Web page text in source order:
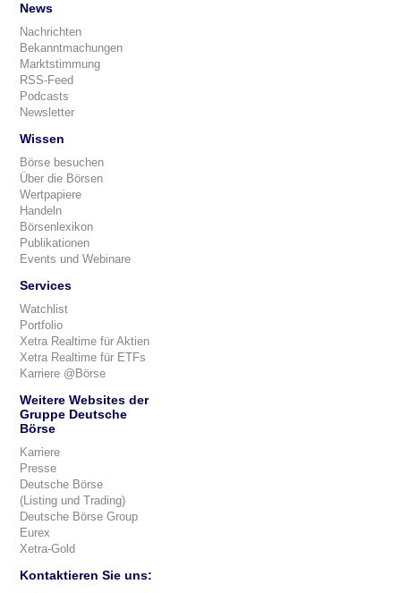
News
Nachrichten
Bekanntmachungen
Marktstimmung
RSS-Feed
Podcasts
Newsletter
Wissen
Börse besuchen
Über die Börsen
Wertpapiere
Handeln
Börsenlexikon
Publikationen
Events und Webinare
Services
Watchlist
Portfolio
Xetra Realtime für Aktien
Xetra Realtime für ETFs
Karriere @Börse
Weitere Websites der
Gruppe Deutsche
Börse
Karriere
Presse
Deutsche Börse
(Listing und Trading)
Deutsche Börse Group
Eurex
Xetra-Gold
Kontaktieren Sie uns: